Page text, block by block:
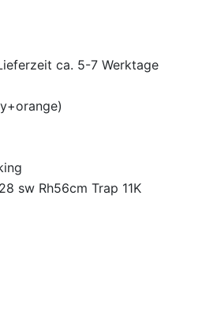
ca. 5-7 Werktage
sw Rh56cm Trap 11K